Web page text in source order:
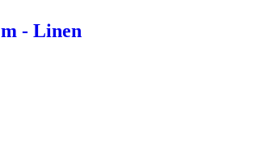
- Linen